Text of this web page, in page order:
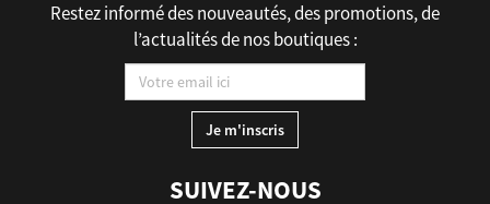
Restez informé des nouveautés, des promotions, de
l’actualités de nos boutiques :
SUIVEZ-NOUS